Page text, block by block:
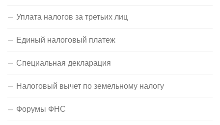
Уплата налогов за третьих лиц
Единый налоговый платеж
Специальная декларация
Налоговый вычет по земельному налогу
Форумы ФНС